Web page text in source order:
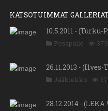
KATSOTUIMMAT GALLERIAT
10.5.2011 -
Pesäpallo
26.11.2013 - (Ilves-
Jääkiekko
28.12.2014 -